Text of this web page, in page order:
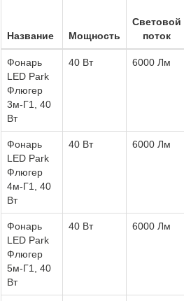
Название Мощность
Световой
поток
Фонарь
LED Park
Флюгер
3м-Г1, 40
Вт
40 Вт 6000 Лм
Фонарь
LED Park
Флюгер
4м-Г1, 40
Вт
40 Вт 6000 Лм
Фонарь
LED Park
Флюгер
5м-Г1, 40
Вт
40 Вт 6000 Лм